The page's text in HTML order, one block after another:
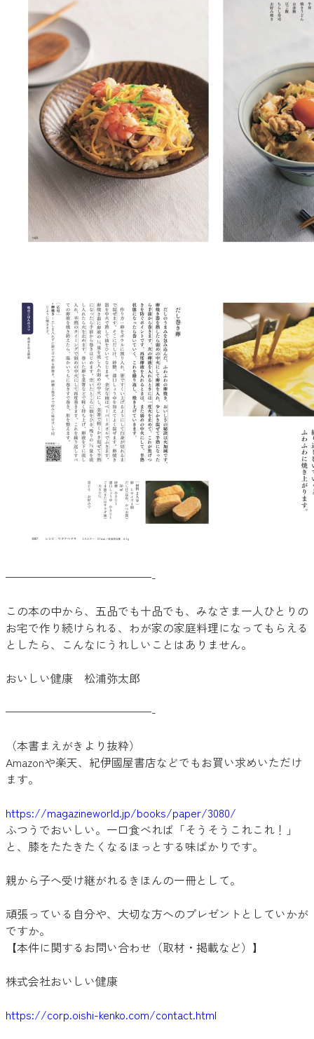
—————————————-
この本の中から、五品でも十品でも、みなさま一人ひとりの
お宅で作り続けられる、わが家の家庭料理になってもらえる
としたら、こんなにうれしいことはありません。
おいしい健康 松浦弥太郎
—————————————-
（本書まえがきより抜粋）
Amazonや楽天、紀伊國屋書店などでもお買い求めいただけ
ます。
https://magazineworld.jp/books/paper/3080/
ふつうでおいしい。一口食べれば「そうそうこれこれ！」
と、膝をたたきたくなるほっとする味ばかりです。
親から子へ受け継がれるきほんの一冊として。
頑張っている自分や、大切な方へのプレゼントとしていかが
ですか。
【本件に関するお問い合わせ（取材・掲載など）】
株式会社おいしい健康
https://corp.oishi-kenko.com/contact.html